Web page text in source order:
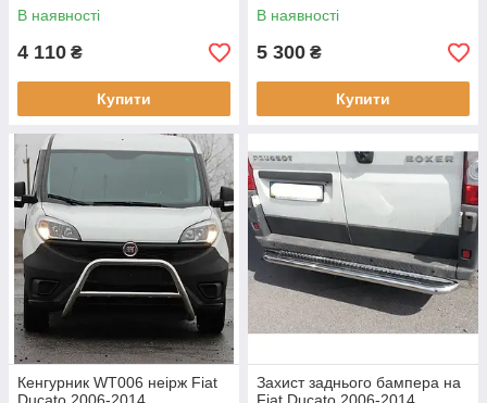
В наявності
4 110 ₴
Купити
В наявності
5 300 ₴
Купити
Кенгурник WT006 неірж Fiat
Захист заднього бампера на